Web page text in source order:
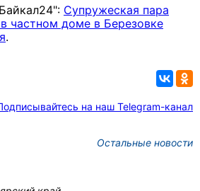
Супружеская пара
частном доме в Березовке
.
на наш Telegram-канал
Остальные новости